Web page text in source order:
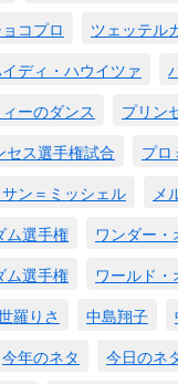
コプロ ツェッテル
ディ・ハウイツァ
ーのダンス
プリン
セス選手権試合
プロ
サン＝ミッシェル メ
ム選手権
ワンダー
ム選手権
ワールド
羅りさ 中島翔子
今年のネタ 今日のネ